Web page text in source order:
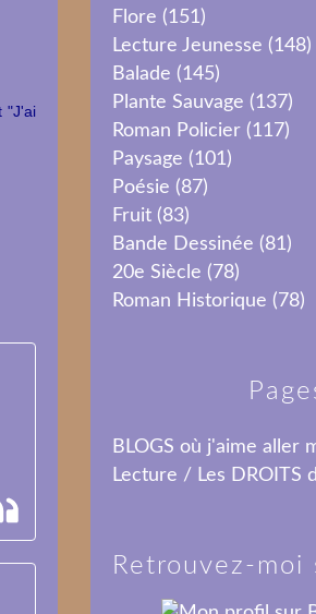
"J'ai
Flore (151)
Lecture Jeunesse (148)
Balade (145)
Plante Sauvage (137)
Roman Policier (117)
Paysage (101)
Poésie (87)
Fruit (83)
Bande Dessinée (81)
20e Siècle (78)
Roman Historique (78)
BLOGS où j'aime aller
Lecture / Les DROITS
Retrouvez-moi